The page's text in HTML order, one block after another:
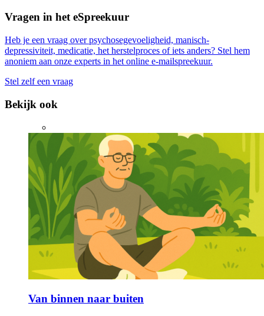
Vragen in het eSpreekuur
Heb je een vraag over psychosegevoeligheid, manisch-
depressiviteit, medicatie, het herstelproces of iets anders? Stel hem
anoniem aan onze experts in het online e-mailspreekuur.
Stel zelf een vraag
Bekijk ook
Van binnen naar buiten